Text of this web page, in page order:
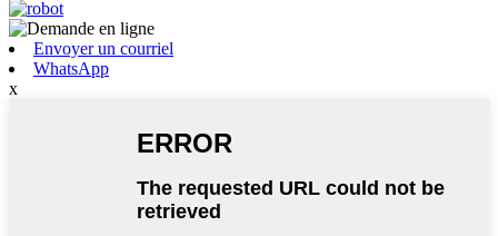
Envoyer un courriel
WhatsApp
x